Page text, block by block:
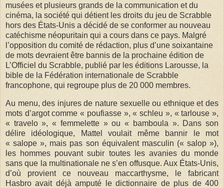
musées et plusieurs grands de la communication et du
cinéma, la société qui détient les droits du jeu de Scrabble
hors des États-Unis a décidé de se conformer au nouveau
catéchisme néopuritain qui a cours dans ce pays. Malgré
l’opposition du comité de rédaction, plus d’une soixantaine
de mots devraient être bannis de la prochaine édition de
L’Officiel du Scrabble, publié par les éditions Larousse, la
bible de la Fédération internationale de Scrabble
francophone, qui regroupe plus de 20 000 membres.
Au menu, des injures de nature sexuelle ou ethnique et des
mots d’argot comme « poufiasse », « schleu », « tarlouse »,
« travelo », « femmelette » ou « bamboula ». Dans son
délire idéologique, Mattel voulait même bannir le mot
« salope », mais pas son équivalent masculin (« salop »),
les hommes pouvant subir toutes les avanies du monde
sans que la multinationale ne s’en offusque. Aux États-Unis,
d’où provient ce nouveau maccarthysme, le fabricant
Hasbro avait déjà amputé le dictionnaire de plus de 400